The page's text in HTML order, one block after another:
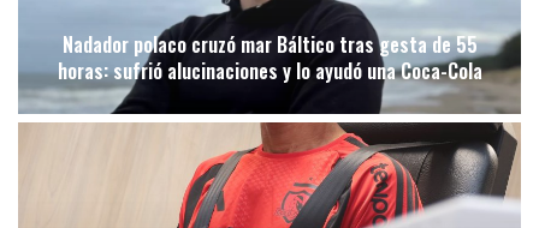
Nadador polaco cruzó mar Báltico tras gesta de 55
horas: sufrió alucinaciones y lo ayudó una Coca-Cola